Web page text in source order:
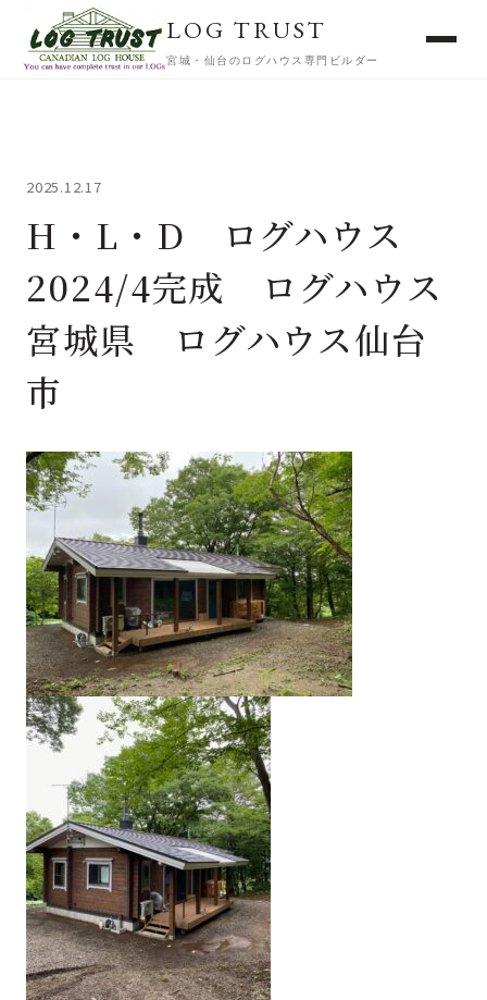
LOG TRUST
宮城・仙台のログハウス専門ビルダー
2025.12.17
H・L・D ログハウス
2024/4完成 ログハウス
宮城県 ログハウス仙台
市